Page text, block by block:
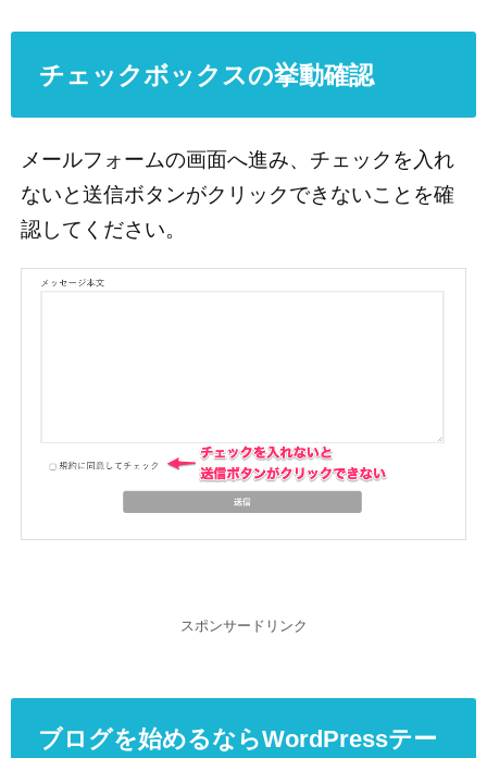
チェックボックスの挙動確認
メールフォームの画面へ進み、チェックを入れ
ないと送信ボタンがクリックできないことを確
認してください。
スポンサードリンク
ブログを始めるならWordPressテー